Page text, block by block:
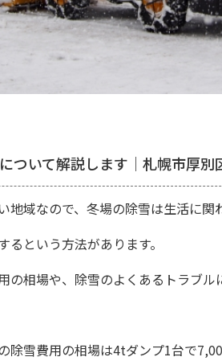
ついて解説します｜札幌市厚別
地域なので、冬場の除雪は生活に関
という方法があります。
の相場や、除雪のよくあるトラブル
除雪費用の相場は4tダンプ1台で